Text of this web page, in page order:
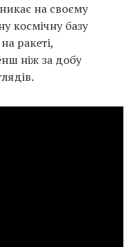
на своєму
космічну базу
ракеті,
ніж за добу